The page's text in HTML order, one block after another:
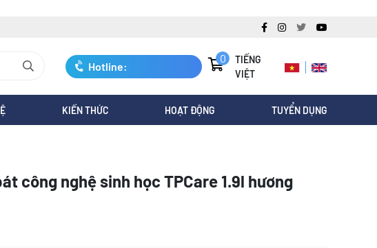
Hotline:
0247.3088.845
0
TIẾNG
VIỆT
KIẾN THỨC HOẠT ĐỘNG TUYỂN DỤNG
công nghệ sinh học TPCare 1.9l hương